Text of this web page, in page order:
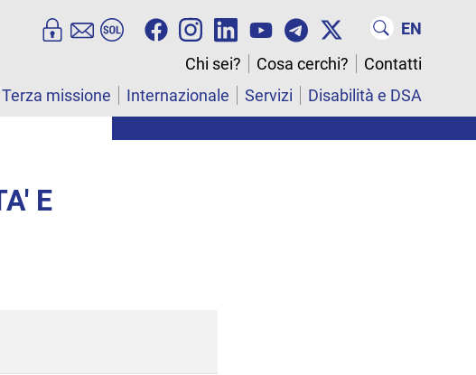
EN
Chi sei?
Cosa cerchi?
Contatti
Terza missione Internazionale Servizi Disabilità e DSA
E